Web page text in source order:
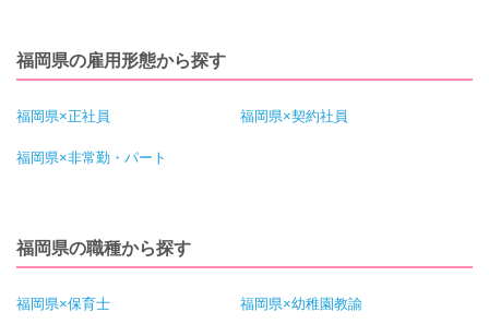
福岡県の雇用形態から探す
福岡県×正社員 福岡県×契約社員
福岡県×非常勤・パート
福岡県の職種から探す
福岡県×保育士 福岡県×幼稚園教諭